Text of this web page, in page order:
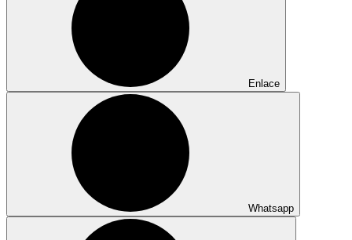
Enlace
Whatsapp